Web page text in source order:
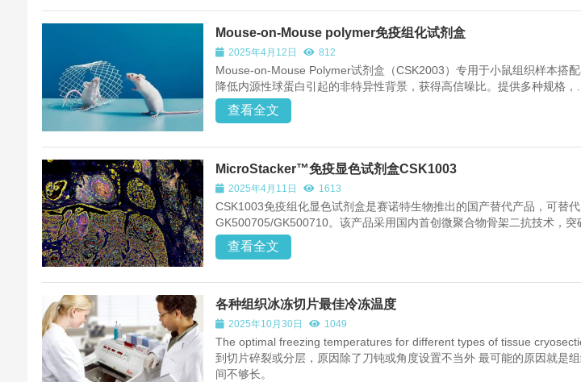
Mouse-on-Mouse polymer免疫组化试剂盒
2025年4月12日 812
Mouse-on-Mouse Polymer试剂盒（CSK2003）专用于小鼠组织样本搭
降低内源性球蛋白引起的非特异性背景，获得高信噪比。提供多种规格，
查看全文
MicroStacker™免疫显色试剂盒CSK1003
2025年4月11日 1613
CSK1003免疫组化显色试剂盒是赛诺特生物推出的国产替代产品，可替
GK500705/GK500710。该产品采用国内首创微聚合物骨架二抗技术，突
查看全文
各种组织冰冻切片最佳冷冻温度
2025年10月30日 1049
The optimal freezing temperatures for different types of tissue
到切片碎裂或分层，原因除了刀钝或角度设置不当外 最可能的原因就是
间不够长。